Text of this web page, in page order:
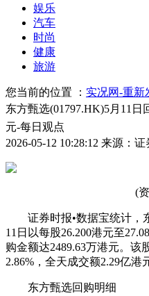
娱乐
汽车
时尚
健康
旅游
您当前的位置 ： 实况网-重新
东方甄选(01797.HK)5月11日
元-每日观点
2026-05-12 10:28:12 来源：证
(
证券时报•数据宝统计，
11日以每股26.200港元至
购金额达2489.63万港元。该
2.86%，全天成交额2.29亿港
东方甄选回购明细